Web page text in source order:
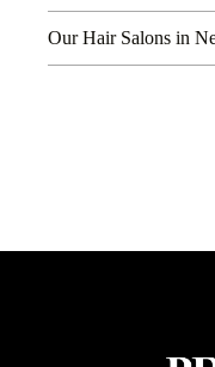
Our Hair Salons in